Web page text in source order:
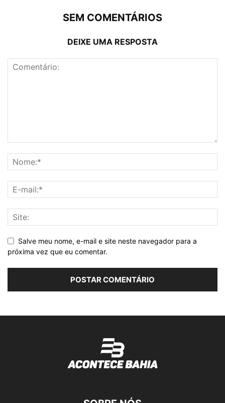
SEM COMENTÁRIOS
DEIXE UMA RESPOSTA
Salve meu nome, e-mail e site neste navegador para a
próxima vez que eu comentar.